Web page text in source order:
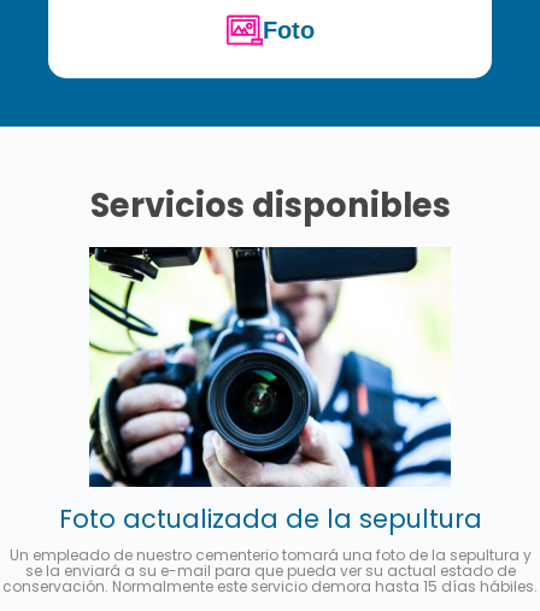
Foto
Servicios disponibles
Foto actualizada de la sepultura
Un empleado de nuestro cementerio tomará una foto de la sepultura y
se la enviará a su e-mail para que pueda ver su actual estado de
conservación. Normalmente este servicio demora hasta 15 días hábiles.